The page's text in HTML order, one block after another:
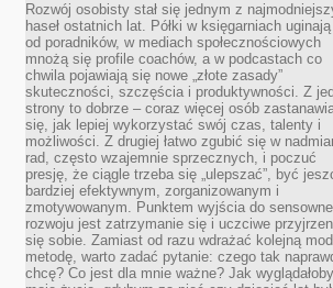
Rozwój osobisty stał się jednym z
haseł ostatnich lat. Półki w księgarniach
od poradników, w mediach społecznościowych
mnożą się profile coachów, a w podcastach co
chwila pojawiają się nowe „złote zasady”
skuteczności, szczęścia i produktywności. Z
strony to dobrze – coraz więcej osób
się, jak lepiej wykorzystać swój czas, talenty i
możliwości. Z drugiej łatwo zgubić się w
rad, często wzajemnie sprzecznych, i poczuć
presję, że ciągle trzeba się „ulepszać”, być
bardziej efektywnym, zorganizowanym i
zmotywowanym. Punktem wyjścia do
rozwoju jest zatrzymanie się i uczciwe
się sobie. Zamiast od razu wdrażać kolejną
metodę, warto zadać pytanie: czego tak
chcę? Co jest dla mnie ważne? Jak wyglądałoby